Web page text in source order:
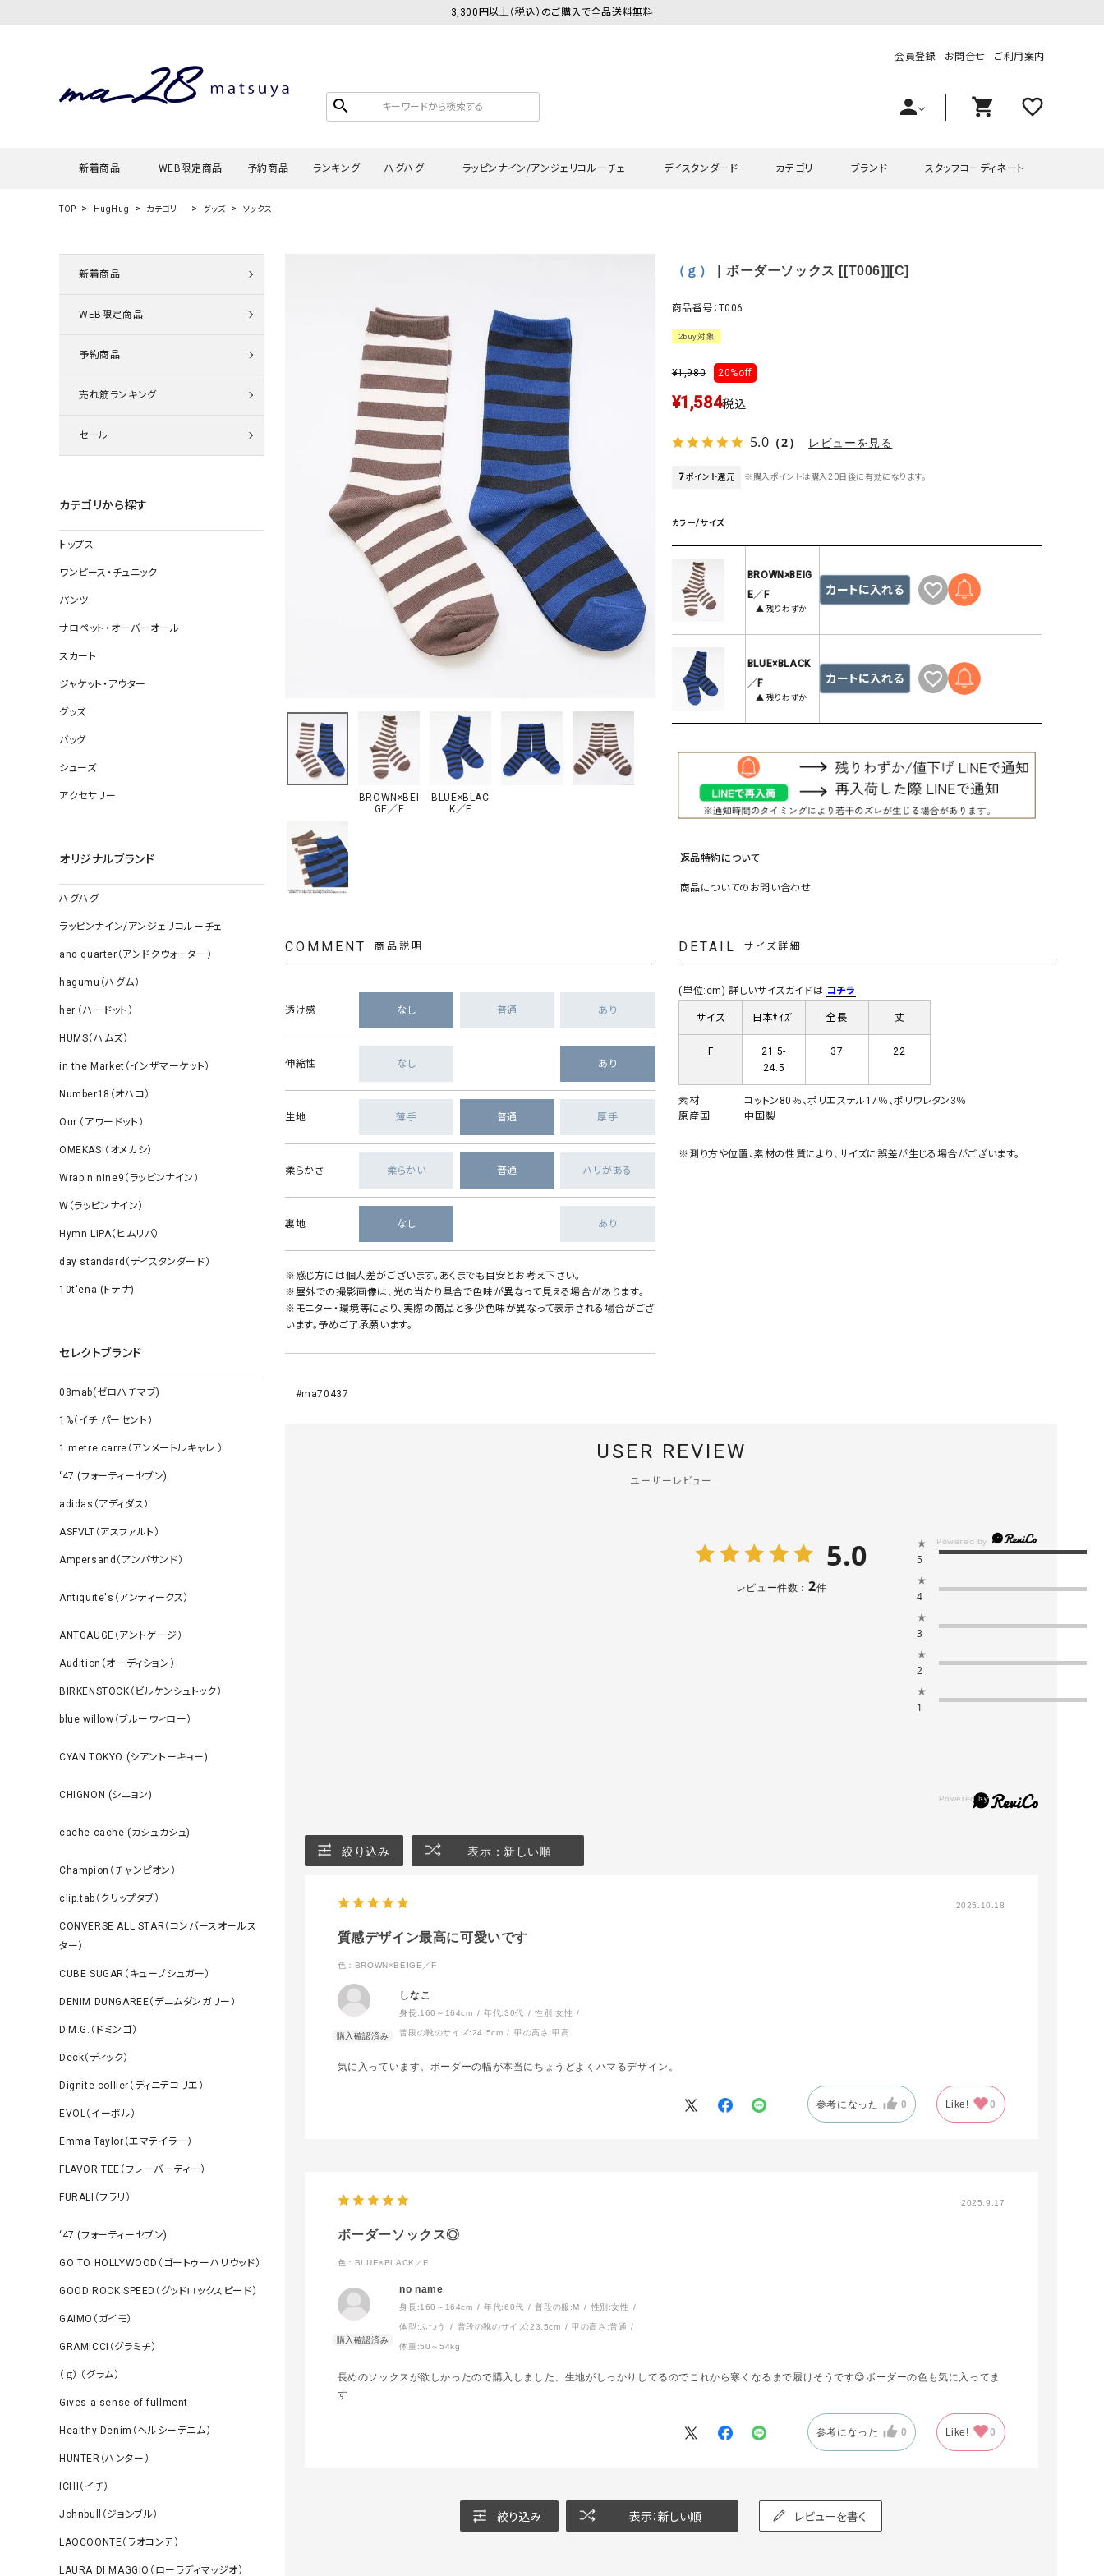
3,300円以上（税込）のご購入で全品送料無料
search
会員登録 お問合せ ご利用案内
person shopping_cart favorite_outline
新着商品 WEB限定商品 予約商品 ランキング ハグハグ
シャツ・ブラウス
スウェット・パーカー
デニムパンツ
ロング・マキシ丈
その他スカート
ジャケット すべて見る
帽子
ソックス
その他雑貨
ラッピンナイン/アンジェリコルーチェ
ベスト
ニット
タンクトップ・キャミソール
デニムパンツ
その他のパンツ
ジャケット
コート
その他アウター
バッグ
シューズ
アクセサリー
すべて見る
デイスタンダード
カーディガン・ベスト チュニック
ジャケット
コート
ガウン
バッグ
帽子
ソックス・その他雑貨
カテゴリ
ワンピース・チュニック
ジャケット・アウター
グッズ
ブランド
ラッピンナイン/アンジェリコルーチェ
120%lino（ワンハンドレッドトゥエンティ
ASFVLT（アスファルト）
Ampersand（アンパサンド）
リー）
Audition（オーディション）
ORDINARY FITS（オーディ
ツ）
blue willow（ブルーウィロー） Osmosis（オズモシス）
Champion（チャンピオン）
Deck（ディック）
EVOL（イーボル）
FLAVOR TEE（フレーバーティー）
スタッフコーディネート
TOP HugHug カテゴリー グッズ ソックス
新着商品
WEB限定商品
予約商品
売れ筋ランキング
セール
カテゴリから探す
トップス
ワンピース・チュニック
パンツ
サロペット・オーバーオール
スカート
ジャケット・アウター
グッズ
バッグ
シューズ
アクセサリー
オリジナルブランド
ハグハグ
ラッピンナイン/アンジェリコルーチェ
and quarter（アンドクウォーター）
hagumu（ハグム）
her.（ハードット）
HUMS（ハムズ）
in the Market（インザマーケット）
Number18（オハコ）
Our.（アワードット）
OMEKASI（オメカシ）
Wrapin nine9（ラッピンナイン）
W（ラッピンナイン）
Hymn LIPA（ヒムリパ）
day standard（デイスタンダード）
10t'ena (トテナ)
セレクトブランド
08mab(ゼロハチマブ)
1%（イチ パーセント）
1 metre carre（アンメートルキャレ ）
‘47 (フォーティーセブン)
adidas（アディダス）
ASFVLT（アスファルト）
Ampersand（アンパサンド）
Antiquite's（アンティークス）
ANTGAUGE（アントゲージ）
Audition（オーディション）
BIRKENSTOCK（ビルケンシュトック）
blue willow（ブルーウィロー）
CYAN TOKYO (シアントーキョー)
CHIGNON (シニョン)
cache cache (カシュカシュ)
Champion（チャンピオン）
clip.tab（クリップタブ）
CONVERSE ALL STAR（コンバースオールス
ター）
CUBE SUGAR（キューブシュガー）
DENIM DUNGAREE（デニムダンガリー）
D.M.G.（ドミンゴ）
Deck（ディック）
Dignite collier（ディニテコリエ）
EVOL（イーボル）
Emma Taylor（エマテイラー）
FLAVOR TEE（フレーバーティー）
FURALI（フラリ）
‘47 (フォーティーセブン)
GO TO HOLLYWOOD（ゴートゥーハリウッド）
GOOD ROCK SPEED（グッドロックスピード）
GAIMO（ガイモ）
GRAMICCI（グラミチ）
（ｇ） （グラム）
Gives a sense of fullment
Healthy Denim（ヘルシーデニム）
HUNTER（ハンター）
ICHI（イチ）
Johnbull（ジョンブル）
LAOCOONTE（ラオコンテ）
LAURA DI MAGGIO（ローラディマッジオ）
BROWN×BEI
GE／F
BLUE×BLAC
K／F
（ｇ） ｜ボーダーソックス [[T006]][C]
商品番号：T006
2buy対象
¥1,980 20%off
¥1,584税込
5.0 （2） レビューを見る
7 ポイント還元 ※購入ポイントは購入20日後に有効になります。
カラー/サイズ
BROWN×BEIG
E／F
▲ 残りわずか
カートに入れる
BLUE×BLACK
／F
▲ 残りわずか
カートに入れる
返品特約について
商品についてのお問い合わせ
COMMENT 商品説明
透け感 なし 普通 あり
伸縮性 なし あり
生地 薄手 普通 厚手
柔らかさ 柔らかい 普通 ハリがある
裏地 なし あり
※感じ方には個人差がございます。あくまでも目安とお考え下さい。
※屋外での撮影画像は、光の当たり具合で色味が異なって見える場合があります。
※モニター・環境等により、実際の商品と多少色味が異なって表示される場合がござ
います。予めご了承願います。
#ma70437
DETAIL サイズ詳細
(単位:cm) 詳しいサイズガイドは コチラ
サイズ 日本ｻｲｽﾞ 全長 丈
F
21.5-
24.5
37 22
素材
コットン80％、ポリエステル17％、ポリウレタン3％
原産国
中国製
※測り方や位置、素材の性質により、サイズに誤差が生じる場合がございます。
USER REVIEW
ユーザーレビュー
5.0
レビュー件数：2件
★
5
★
4
★
3
★
2
★
1
絞り込み 表示：新しい順
2025.10.18
質感デザイン最高に可愛いです
色：BROWN×BEIGE／F
しなこ
身長:160～164cm 年代:30代 性別:女性
普段の靴のサイズ:24.5cm 甲の高さ:甲高
気に入っています。ボーダーの幅が本当にちょうどよくハマるデザイン。
参考になった 0 Like! 0
2025.9.17
ボーダーソックス◎
色：BLUE×BLACK／F
no name
身長:160～164cm 年代:60代 普段の服:M 性別:女性
体型:ふつう 普段の靴のサイズ:23.5cm 甲の高さ:普通
体重:50～54kg
長めのソックスが欲しかったので購入しました、生地がしっかりしてるのでこれから寒くなるまで履けそうです😊ボーダーの色も気に入ってま
す
参考になった 0 Like! 0
絞り込み 表示：新しい順 レビューを書く